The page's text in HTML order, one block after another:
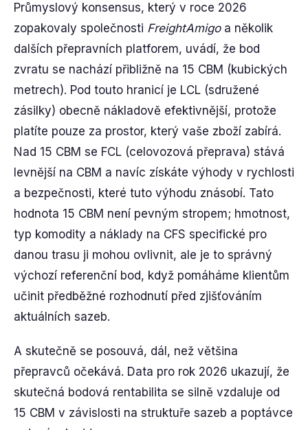
Průmyslový konsensus, který v roce 2026
zopakovaly společnosti FreightAmigoa několik
dalších přepravních platforem, uvádí, že bod
zvratu se nachází přibližně na 15 CBM (kubických
metrech). Pod touto hranicí je LCL (sdružené
zásilky) obecně nákladově efektivnější, protože
platíte pouze za prostor, který vaše zboží zabírá.
Nad 15 CBM se FCL (celovozová přeprava) stává
levnější na CBM a navíc získáte výhody v rychlosti
a bezpečnosti, které tuto výhodu znásobí. Tato
hodnota 15 CBM není pevným stropem; hmotnost,
typ komodity a náklady na CFS specifické pro
danou trasu ji mohou ovlivnit, ale je to správný
výchozí referenční bod, když pomáháme klientům
učinit předběžné rozhodnutí před zjišťováním
aktuálních sazeb.
A skutečně se posouvá, dál, než většina
přepravců očekává. Data pro rok 2026 ukazují, že
skutečná bodová rentabilita se silně vzdaluje od
15 CBM v závislosti na struktuře sazeb a poptávce